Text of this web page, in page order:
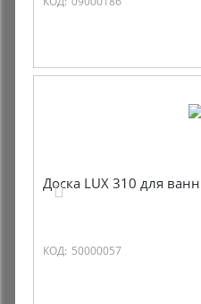
Доска LUX 310 для
КОД: 50000057